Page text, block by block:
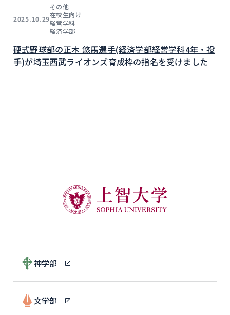
2025.10.29
その他
在校生向け
経営学科
経済学部
硬式野球部の正木 悠馬選手(経済学部経営学科4年・投
手)が埼玉西武ライオンズ育成枠の指名を受けました
神学部
文学部